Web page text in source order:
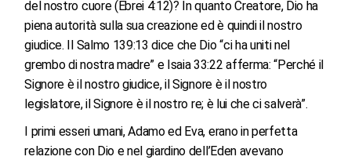
del nostro cuore (Ebrei 4:12)? In quanto Creatore, Dio ha
piena autorità sulla sua creazione ed è quindi il nostro
giudice. Il Salmo 139:13 dice che Dio “ci ha uniti nel
grembo di nostra madre” e Isaia 33:22 afferma: “Perché il
Signore è il nostro giudice, il Signore è il nostro
legislatore, il Signore è il nostro re; è lui che ci salverà”.
I primi esseri umani, Adamo ed Eva, erano in perfetta
relazione con Dio e nel giardino dell’Eden avevano